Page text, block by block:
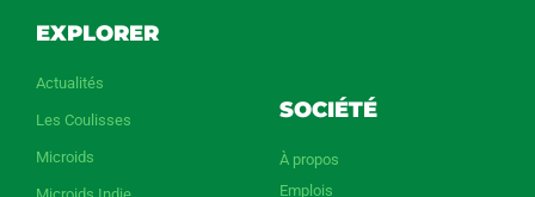
EXPLORER
Actualités
Les Coulisses
Microids
SOCIÉTÉ
À propos
Emplois